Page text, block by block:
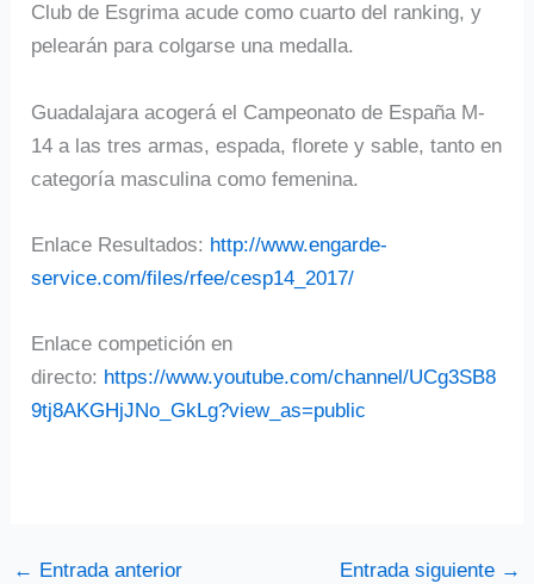
Club de Esgrima acude como cuarto del ranking, y
pelearán para colgarse una medalla.
Guadalajara acogerá el Campeonato de España M-
14 a las tres armas, espada, florete y sable, tanto en
categoría masculina como femenina.
Enlace Resultados: http://www.engarde-
service.com/files/rfee/cesp14_2017/
Enlace competición en
directo: https://www.youtube.com/channel/UCg3SB8
9tj8AKGHjJNo_GkLg?view_as=public
← Entrada anterior Entrada siguiente →